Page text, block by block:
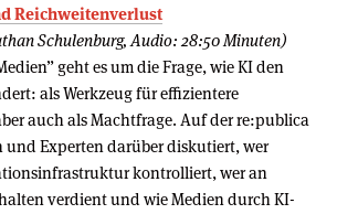
Reichweitenverlust
Schulenburg, Audio: 28:50 Minuten)
geht es um die Frage, wie KI den
als Werkzeug für effizientere
auch als Machtfrage. Auf der re:publica
Experten darüber diskutiert, wer
kontrolliert, wer an
verdient und wie Medien durch KI-